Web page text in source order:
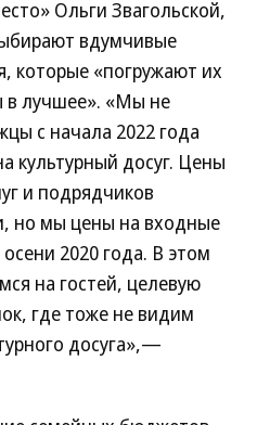
Ольги Звагольской,
вдумчивые
которые «погружают их
в лучшее». «Мы не
с начала 2022 года
культурный досуг. Цены
и подрядчиков
но мы цены на входные
2020 года. В этом
на гостей, целевую
где тоже не видим
досуга»,—